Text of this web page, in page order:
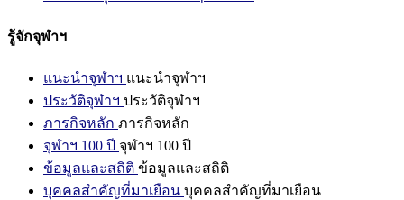
รู้จักจุฬาฯ
แนะนำจุฬาฯ แนะนำจุฬาฯ
ประวัติจุฬาฯ ประวัติจุฬาฯ
ภารกิจหลัก ภารกิจหลัก
จุฬาฯ 100 ปี จุฬาฯ 100 ปี
ข้อมูลและสถิติ ข้อมูลและสถิติ
บุคคลสำคัญที่มาเยือน บุคคลสำคัญที่มาเยือน